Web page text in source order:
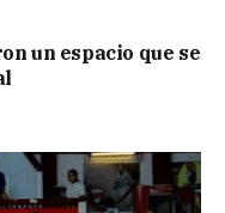
un espacio que se